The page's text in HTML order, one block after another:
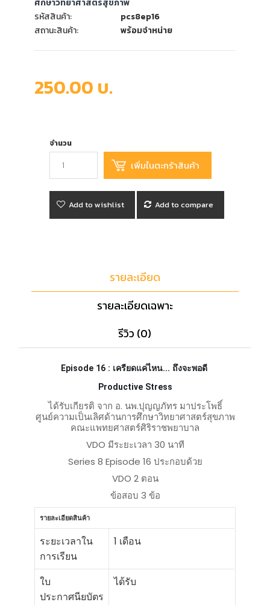
ศึกษาวิทยาศาสตร์สุขภาพ
รหัสสินค้า:
pcs8ep16
สถานะสินค้า:
พร้อมจำหน่าย
250.00 บ.
จำนวน
Add to wishlist Add to compare
รายละเอียด
รายละเอียดเฉพาะ
รีวิว (0)
Episode 16 : เครียดแค่ไหน... ถึงจะพอดี
Productive Stress
ได้รับเกียรติ จาก อ. นพ.ปุญญภัทร มาประโพธิ์
ศูนย์ความเป็นเลิศด้านการศึกษาวิทยาศาสตร์สุขภาพ
คณะแพทยศาสตร์ศิริราชพยาบาล
VDO มีระยะเวลา 30 นาที
Series 8 Episode 16 ประกอบด้วย
VDO 2 ตอน
ข้อสอบ 3 ข้อ
รายละเอียดสินค้า
ระยะเวลาใน
การเรียน
1 เดือน
ใบ
ประกาศนียบัตร
ได้รับ